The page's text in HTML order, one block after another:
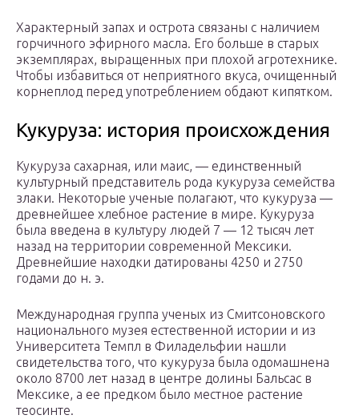
Характерный запах и острота связаны с наличием
горчичного эфирного масла. Его больше в старых
экземплярах, выращенных при плохой агротехнике.
Чтобы избавиться от неприятного вкуса, очищенный
корнеплод перед употреблением обдают кипятком.
Кукуруза: история происхождения
Кукуруза сахарная, или маис, — единственный
культурный представитель рода кукуруза семейства
злаки. Некоторые ученые полагают, что кукуруза —
древнейшее хлебное растение в мире. Кукуруза
была введена в культуру людей 7 — 12 тысяч лет
назад на территории современной Мексики.
Древнейшие находки датированы 4250 и 2750
годами до н. э.
Международная группа ученых из Смитсоновского
национального музея естественной истории и из
Университета Темпл в Филадельфии нашли
свидетельства того, что кукуруза была одомашнена
около 8700 лет назад в центре долины Бальсас в
Мексике, а ее предком было местное растение
теосинте.